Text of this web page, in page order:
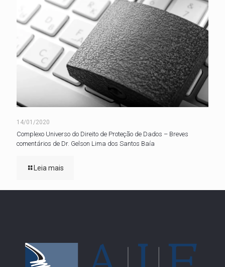
14/01/2020
Complexo Universo do Direito de Proteção de Dados – Breves
comentários de Dr. Gelson Lima dos Santos Baía
Leia mais